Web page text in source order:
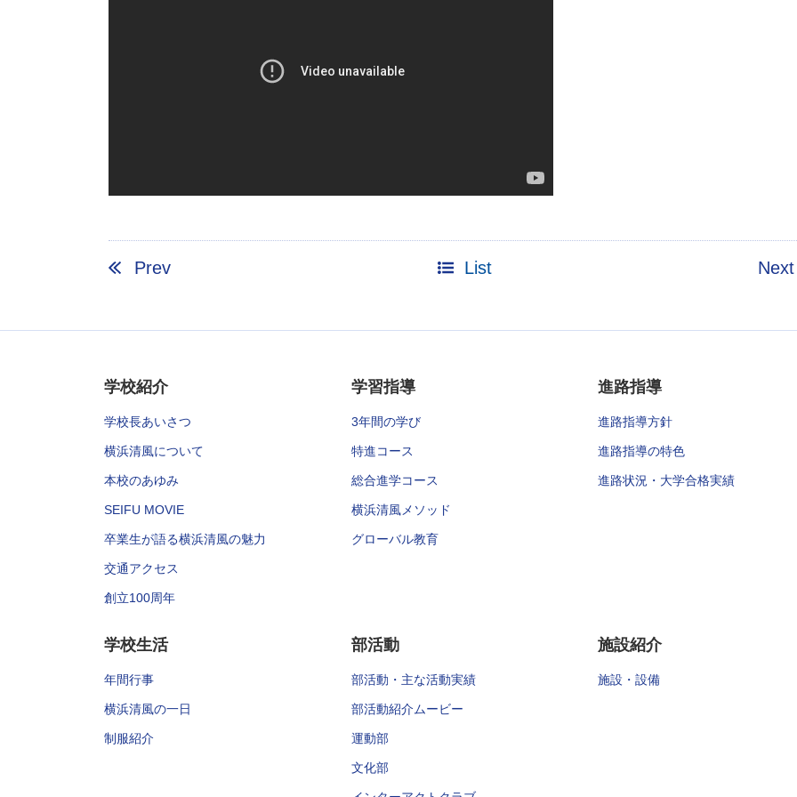
Prev List Next
学校紹介
学校長あいさつ
横浜清風について
本校のあゆみ
SEIFU MOVIE
卒業生が語る横浜清風の魅力
交通アクセス
創立100周年
学習指導
3年間の学び
特進コース
総合進学コース
横浜清風メソッド
グローバル教育
進路指導
進路指導方針
進路指導の特色
進路状況・大学合格実績
学校生活
年間行事
横浜清風の一日
制服紹介
部活動
部活動・主な活動実績
部活動紹介ムービー
運動部
文化部
施設紹介
施設・設備